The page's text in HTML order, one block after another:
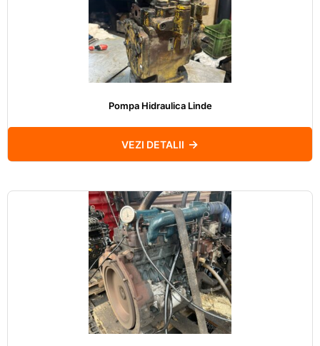
Pompa Hidraulica Linde
VEZI DETALII